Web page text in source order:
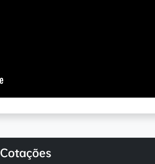
Cotações